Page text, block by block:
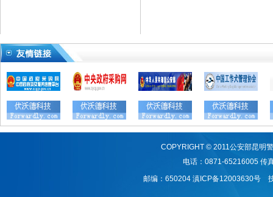
COPYRIGHT © 2011公安部昆明
电话：0871-65216005 传
邮编：650204 滇ICP备12003630号技